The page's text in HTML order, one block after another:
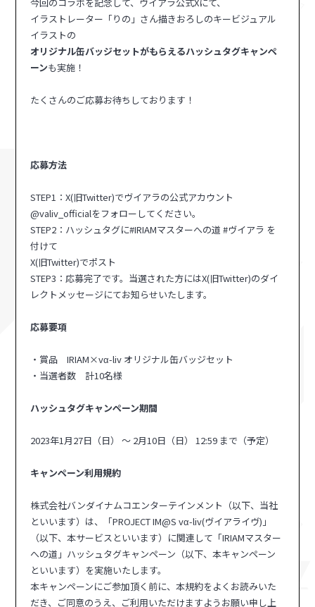
イラストレーター「りの」さん描きおろしのキービジュアル
イラストの
オリジナル缶バッジセットがもらえるハッシュタグキャンペ
ーンも実施！
たくさんのご応募お待ちしております！
応募方法
STEP1：X(旧Twitter)でヴイアラの公式アカウント
@valiv_officialをフォローしてください。
STEP2：ハッシュタグに#IRIAMマスターへの道 #ヴイアラ を
付けて
X(旧Twitter)でポスト
STEP3：応募完了です。当選された方にはX(旧Twitter)のダイ
レクトメッセージにてお知らせいたします。
応募要項
・賞品 IRIAM×vα-liv オリジナル缶バッジセット
・当選者数 計10名様
ハッシュタグキャンペーン期間
2023年1月27日（日） ～ 2月10日（日） 12:59 まで（予定）
キャンペーン利用規約
株式会社バンダイナムコエンターテインメント（以下、当社
といいます）は、「PROJECT IM@S vα-liv(ヴイアライヴ)」
（以下、本サービスといいます）に関連して「IRIAMマスター
への道」ハッシュタグキャンペーン（以下、本キャンペーン
といいます）を実施いたします。
本キャンペーンにご参加頂く前に、本規約をよくお読みいた
だき、ご同意のうえ、ご利用いただけますようお願い申し上